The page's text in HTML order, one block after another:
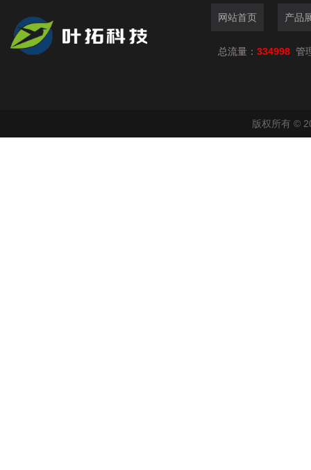
网站首页 产品
总流量： 334998 管
版权所有 ©